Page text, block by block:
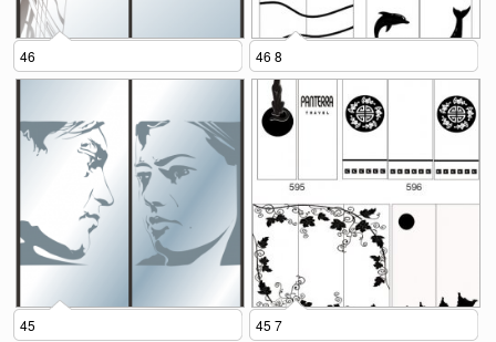
46 46 8
45 45 7